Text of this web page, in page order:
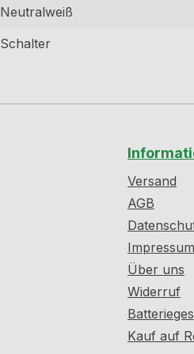
Neutralweiß
Schalter
Versand
AGB
Impressum
Über uns
Widerruf
Kauf auf